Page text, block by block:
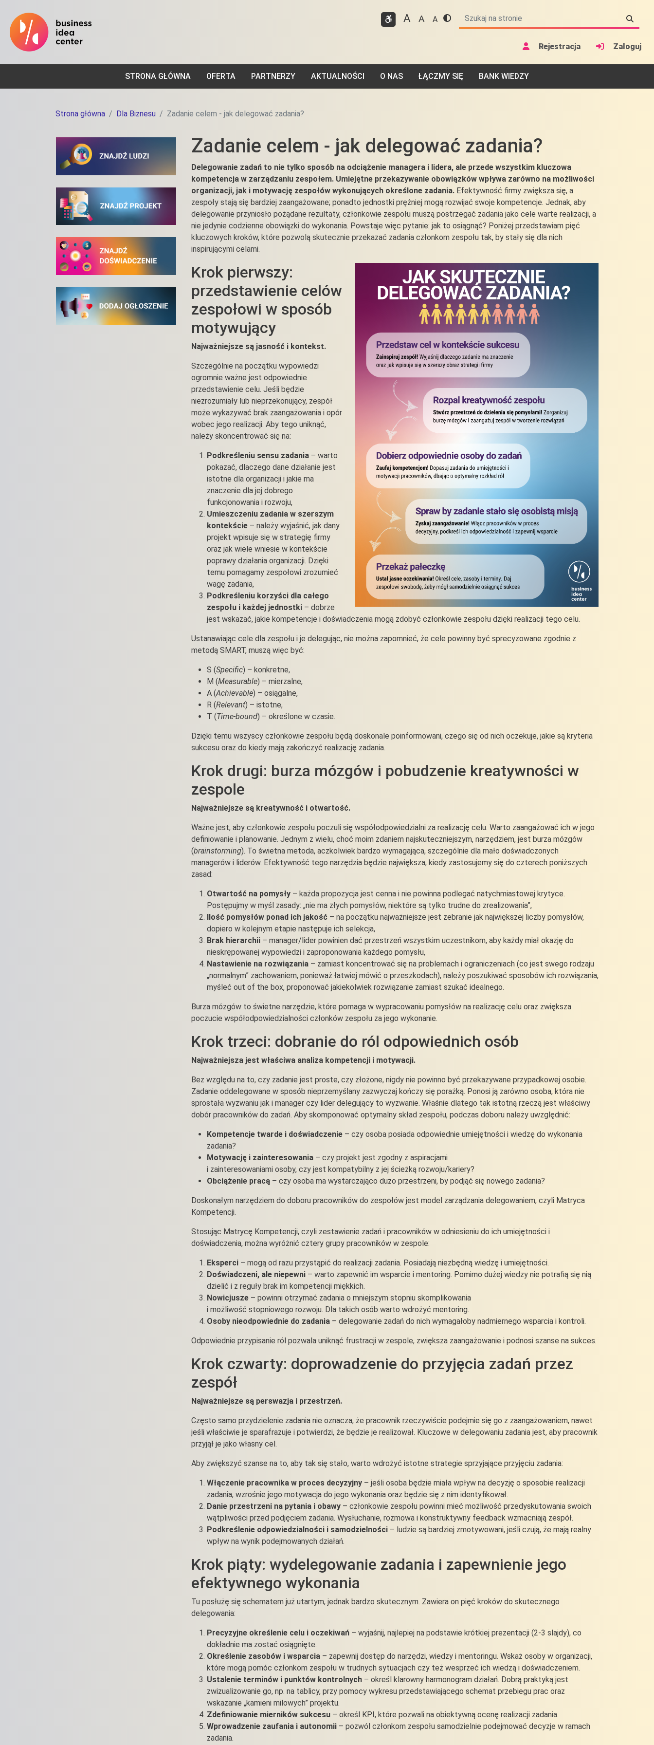
A
A
Ustaw rozmiar czcionki na 125% początkowego
A
Wróć do początkowego rozmiaru czcionki
Przełącz na motyw o wysokiej widoczności

Rejestracja Zaloguj
STRONA GŁÓWNA OFERTA PARTNERZY AKTUALNOŚCI O NAS ŁĄCZMY SIĘ BANK WIEDZY
Strona główna Dla Biznesu Zadanie celem - jak delegować zadania?
Zadanie celem - jak delegować zadania?
Delegowanie zadań to nie tylko sposób na odciążenie managera i lidera, ale przede wszystkim kluczowa
kompetencja w zarządzaniu zespołem. Umiejętne przekazywanie obowiązków wpływa zarówno na możliwości
organizacji, jak i motywację zespołów wykonujących określone zadania. Efektywność firmy zwiększa się, a
zespoły stają się bardziej zaangażowane; ponadto jednostki prężniej mogą rozwijać swoje kompetencje. Jednak, aby
delegowanie przyniosło pożądane rezultaty, członkowie zespołu muszą postrzegać zadania jako cele warte realizacji, a
nie jedynie codzienne obowiązki do wykonania. Powstaje więc pytanie: jak to osiągnąć? Poniżej przedstawiam pięć
kluczowych kroków, które pozwolą skutecznie przekazać zadania członkom zespołu tak, by stały się dla nich
inspirującymi celami.
Krok pierwszy:
przedstawienie celów
zespołowi w sposób
motywujący
Najważniejsze są jasność i kontekst.
Szczególnie na początku wypowiedzi
ogromnie ważne jest odpowiednie
przedstawienie celu. Jeśli będzie
niezrozumiały lub nieprzekonujący, zespół
może wykazywać brak zaangażowania i opór
wobec jego realizacji. Aby tego uniknąć,
należy skoncentrować się na:
Podkreśleniu sensu zadania – warto
pokazać, dlaczego dane działanie jest
istotne dla organizacji i jakie ma
znaczenie dla jej dobrego
funkcjonowania i rozwoju,
Umieszczeniu zadania w szerszym
kontekście – należy wyjaśnić, jak dany
projekt wpisuje się w strategię firmy
oraz jak wiele wniesie w kontekście
poprawy działania organizacji. Dzięki
temu pomagamy zespołowi zrozumieć
wagę zadania,
Podkreśleniu korzyści dla całego
zespołu i każdej jednostki – dobrze
jest wskazać, jakie kompetencje i doświadczenia mogą zdobyć członkowie zespołu dzięki realizacji tego celu.
Ustanawiając cele dla zespołu i je delegując, nie można zapomnieć, że cele powinny być sprecyzowane zgodnie z
metodą SMART, muszą więc być:
S (Specific) – konkretne,
M (Measurable) – mierzalne,
A (Achievable) – osiągalne,
R (Relevant) – istotne,
T (Time-bound) – określone w czasie.
Dzięki temu wszyscy członkowie zespołu będą doskonale poinformowani, czego się od nich oczekuje, jakie są kryteria
sukcesu oraz do kiedy mają zakończyć realizację zadania.
Krok drugi: burza mózgów i pobudzenie kreatywności w
zespole
Najważniejsze są kreatywność i otwartość.
Ważne jest, aby członkowie zespołu poczuli się współodpowiedzialni za realizację celu. Warto zaangażować ich w jego
definiowanie i planowanie. Jednym z wielu, choć moim zdaniem najskuteczniejszym, narzędziem, jest burza mózgów
(brainstorming). To świetna metoda, aczkolwiek bardzo wymagająca, szczególnie dla mało doświadczonych
managerów i liderów. Efektywność tego narzędzia będzie największa, kiedy zastosujemy się do czterech poniższych
zasad:
Otwartość na pomysły – każda propozycja jest cenna i nie powinna podlegać natychmiastowej krytyce.
Postępujmy w myśl zasady: „nie ma złych pomysłów, niektóre są tylko trudne do zrealizowania”,
Ilość pomysłów ponad ich jakość – na początku najważniejsze jest zebranie jak największej liczby pomysłów,
dopiero w kolejnym etapie następuje ich selekcja,
Brak hierarchii – manager/lider powinien dać przestrzeń wszystkim uczestnikom, aby każdy miał okazję do
nieskrępowanej wypowiedzi i zaproponowania każdego pomysłu,
Nastawienie na rozwiązania – zamiast koncentrować się na problemach i ograniczeniach (co jest swego rodzaju
„normalnym” zachowaniem, ponieważ łatwiej mówić o przeszkodach), należy poszukiwać sposobów ich rozwiązania,
myśleć out of the box, proponować jakiekolwiek rozwiązanie zamiast szukać idealnego.
Burza mózgów to świetne narzędzie, które pomaga w wypracowaniu pomysłów na realizację celu oraz zwiększa
poczucie współodpowiedzialności członków zespołu za jego wykonanie.
Krok trzeci: dobranie do ról odpowiednich osób
Najważniejsza jest właściwa analiza kompetencji i motywacji.
Bez względu na to, czy zadanie jest proste, czy złożone, nigdy nie powinno być przekazywane przypadkowej osobie.
Zadanie oddelegowane w sposób nieprzemyślany zazwyczaj kończy się porażką. Ponosi ją zarówno osoba, która nie
sprostała wyzwaniu jak i manager czy lider delegujący to wyzwanie. Właśnie dlatego tak istotną rzeczą jest właściwy
dobór pracowników do zadań. Aby skomponować optymalny skład zespołu, podczas doboru należy uwzględnić:
Kompetencje twarde i doświadczenie – czy osoba posiada odpowiednie umiejętności i wiedzę do wykonania
zadania?
Motywację i zainteresowania – czy projekt jest zgodny z aspiracjami
i zainteresowaniami osoby, czy jest kompatybilny z jej ścieżką rozwoju/kariery?
Obciążenie pracą – czy osoba ma wystarczająco dużo przestrzeni, by podjąć się nowego zadania?
Doskonałym narzędziem do doboru pracowników do zespołów jest model zarządzania delegowaniem, czyli Matryca
Kompetencji.
Stosując Matrycę Kompetencji, czyli zestawienie zadań i pracowników w odniesieniu do ich umiejętności i
doświadczenia, można wyróżnić cztery grupy pracowników w zespole:
Eksperci – mogą od razu przystąpić do realizacji zadania. Posiadają niezbędną wiedzę i umiejętności.
Doświadczeni, ale niepewni – warto zapewnić im wsparcie i mentoring. Pomimo dużej wiedzy nie potrafią się nią
dzielić i z reguły brak im kompetencji miękkich.
Nowicjusze – powinni otrzymać zadania o mniejszym stopniu skomplikowania
i możliwość stopniowego rozwoju. Dla takich osób warto wdrożyć mentoring.
Osoby nieodpowiednie do zadania – delegowanie zadań do nich wymagałoby nadmiernego wsparcia i kontroli.
Odpowiednie przypisanie ról pozwala uniknąć frustracji w zespole, zwiększa zaangażowanie i podnosi szanse na sukces.
Krok czwarty: doprowadzenie do przyjęcia zadań przez
zespół
Najważniejsze są perswazja i przestrzeń.
Często samo przydzielenie zadania nie oznacza, że pracownik rzeczywiście podejmie się go z zaangażowaniem, nawet
jeśli właściwie je sparafrazuje i potwierdzi, że będzie je realizował. Kluczowe w delegowaniu zadania jest, aby pracownik
przyjął je jako własny cel.
Aby zwiększyć szanse na to, aby tak się stało, warto wdrożyć istotne strategie sprzyjające przyjęciu zadania:
Włączenie pracownika w proces decyzyjny – jeśli osoba będzie miała wpływ na decyzję o sposobie realizacji
zadania, wzrośnie jego motywacja do jego wykonania oraz będzie się z nim identyfikował.
Danie przestrzeni na pytania i obawy – członkowie zespołu powinni mieć możliwość przedyskutowania swoich
wątpliwości przed podjęciem zadania. Wysłuchanie, rozmowa i konstruktywny feedback wzmacniają zespół.
Podkreślenie odpowiedzialności i samodzielności – ludzie są bardziej zmotywowani, jeśli czują, że mają realny
wpływ na wynik podejmowanych działań.
Krok piąty: wydelegowanie zadania i zapewnienie jego
efektywnego wykonania
Tu posłużę się schematem już utartym, jednak bardzo skutecznym. Zawiera on pięć kroków do skutecznego
delegowania:
Precyzyjne określenie celu i oczekiwań – wyjaśnij, najlepiej na podstawie krótkiej prezentacji (2-3 slajdy), co
dokładnie ma zostać osiągnięte.
Określenie zasobów i wsparcia – zapewnij dostęp do narzędzi, wiedzy i mentoringu. Wskaż osoby w organizacji,
które mogą pomóc członkom zespołu w trudnych sytuacjach czy też wesprzeć ich wiedzą i doświadczeniem.
Ustalenie terminów i punktów kontrolnych – określ klarowny harmonogram działań. Dobrą praktyką jest
zwizualizowanie go, np. na tablicy, przy pomocy wykresu przedstawiającego schemat przebiegu prac oraz
wskazanie „kamieni milowych” projektu.
Zdefiniowanie mierników sukcesu – określ KPI, które pozwali na obiektywną ocenę realizacji zadania.
Wprowadzenie zaufania i autonomii – pozwól członkom zespołu samodzielnie podejmować decyzje w ramach
zadania.